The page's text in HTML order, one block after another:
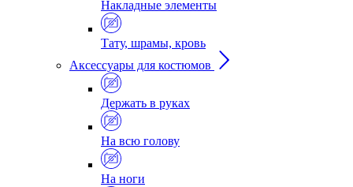
Накладные элементы
Тату, шрамы, кровь
Аксессуары для костюмов
Держать в руках
На всю голову
На ноги